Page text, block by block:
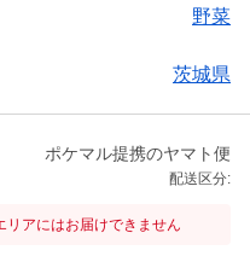
野菜
茨城県
ポケマル提携のヤマト便
配送区分:
アにはお届けできません